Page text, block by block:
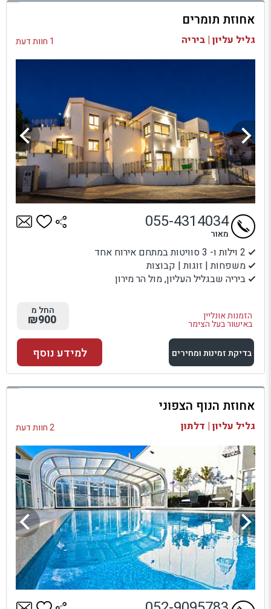
בדיקת זמינות ומחירים
אחוזת תומרים
גליל עליון | ביריה 1 חוות דעת
2 וילות ו- 3 סוויטות במתחם אירוח אחד
משפחות | זוגות | קבוצות
ביריה שבגליל העליון, מול הר מירון
הזמנות אונליין
באישור בעל הצימר
055-4314034
מאור
החל מ
₪900
בדיקת זמינות ומחירים
למתחם זה
בדיקת זמינות ומחירים
למידע נוסף
אחוזת הנוף הצפוני
גליל עליון | דלתון 2 חוות דעת